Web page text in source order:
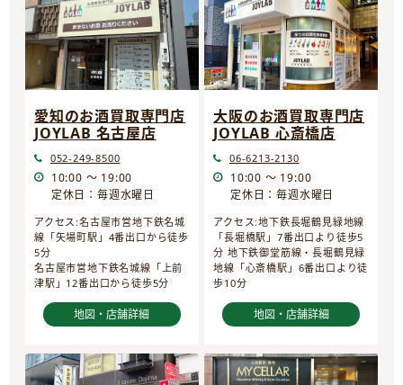
愛知のお酒買取専門店
JOYLAB 名古屋店
052-249-8500
10:00 ～ 19:00
定休日：毎週水曜日
アクセス:名古屋市営地下鉄名城
線「矢場町駅」4番出口から徒歩
5分
名古屋市営地下鉄名城線「上前
津駅」12番出口から徒歩5分
地図・店舗詳細
大阪のお酒買取専門店
JOYLAB 心斎橋店
06-6213-2130
10:00 ～ 19:00
定休日：毎週水曜日
アクセス:地下鉄長堀鶴見緑地線
「長堀橋駅」7番出口より徒歩5
分 地下鉄御堂筋線・長堀鶴見緑
地線「心斎橋駅」6番出口より徒
歩10分
地図・店舗詳細